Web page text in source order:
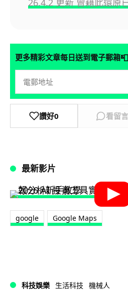
26.4.2 更新 曾藉此還原
更多精彩文章每日送到電子郵箱📮
讚好0 看留言
最新影片
google Google Maps
科技娛樂 生活科技 機械人